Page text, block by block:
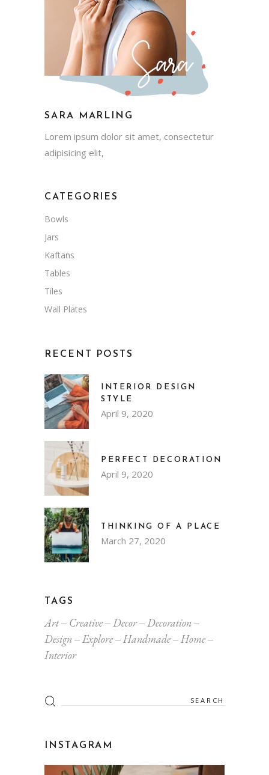
SARA MARLING
Lorem ipsum dolor sit amet, consectetur
adipisicing elit,
CATEGORIES
Bowls
Jars
Kaftans
Tables
Tiles
Wall Plates
RECENT POSTS
INTERIOR DESIGN
STYLE
April 9, 2020
PERFECT DECORATION
April 9, 2020
THINKING OF A PLACE
March 27, 2020
TAGS
Art Creative Decor
Decoration
Design
Explore Handmade
Home
Interior
INSTAGRAM